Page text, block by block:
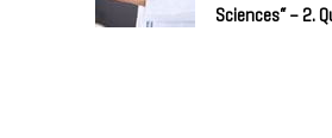
Sciences“ – 2.